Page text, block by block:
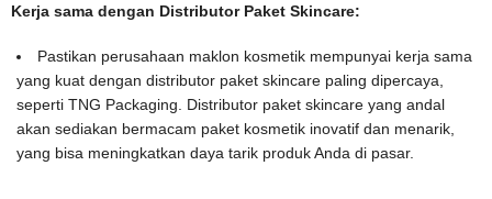
Kerja sama dengan Distributor Paket Skincare:
Pastikan perusahaan maklon kosmetik mempunyai kerja sama
yang kuat dengan distributor paket skincare paling dipercaya,
seperti TNG Packaging. Distributor paket skincare yang andal
akan sediakan bermacam paket kosmetik inovatif dan menarik,
yang bisa meningkatkan daya tarik produk Anda di pasar.